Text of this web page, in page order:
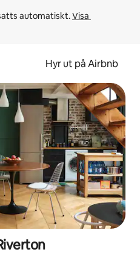
automatiskt. Visa
Hyr ut på Airbnb